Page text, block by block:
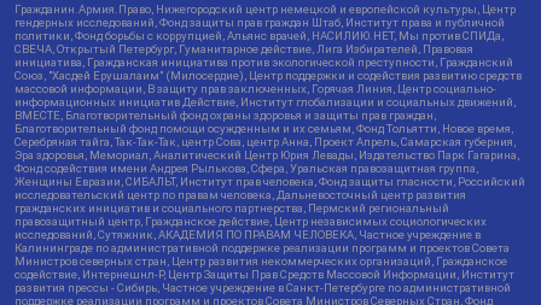
Гражданин.Армия.Право, Нижегородский центр немецкой и европейской культуры, Центр
гендерных исследований, Фонд защиты прав граждан Штаб, Институт права и публичной
политики, Фонд борьбы с коррупцией, Альянс врачей, НАСИЛИЮ.НЕТ, Мы против СПИДа,
СВЕЧА, Открытый Петербург, Гуманитарное действие, Лига Избирателей, Правовая
инициатива, Гражданская инициатива против экологической преступности, Гражданский
Союз, "Хасдей Ерушалаим" (Милосердие), Центр поддержки и содействия развитию средств
массовой информации, В защиту прав заключенных, Горячая Линия, Центр социально-
информационных инициатив Действие, Институт глобализации и социальных движений,
ВМЕСТЕ, Благотворительный фонд охраны здоровья и защиты прав граждан,
Благотворительный фонд помощи осужденным и их семьям, Фонд Тольятти, Новое время,
Серебряная тайга, Так-Так-Так, центр Сова, центр Анна, Проект Апрель, Самарская губерния,
Эра здоровья, Мемориал, Аналитический Центр Юрия Левады, Издательство Парк Гагарина,
Фонд содействия имени Андрея Рылькова, Сфера, Уральская правозащитная группа,
Женщины Евразии, СИБАЛЬТ, Институт прав человека, Фонд защиты гласности, Российский
исследовательский центр по правам человека, Дальневосточный центр развития
гражданских инициатив и социального партнерства, Пермский региональный
правозащитный центр, Гражданское действие, Центр независимых социологических
исследований, Сутяжник, АКАДЕМИЯ ПО ПРАВАМ ЧЕЛОВЕКА, Частное учреждение в
Калининграде по административной поддержке реализации программ и проектов Совета
Министров северных стран, Центр развития некоммерческих организаций, Гражданское
содействие, Интернешнл-Р, Центр Защиты Прав Средств Массовой Информации, Институт
развития прессы - Сибирь, Частное учреждение в Санкт-Петербурге по административной
поддержке реализации программ и проектов Совета Министров Северных Стран, Фонд